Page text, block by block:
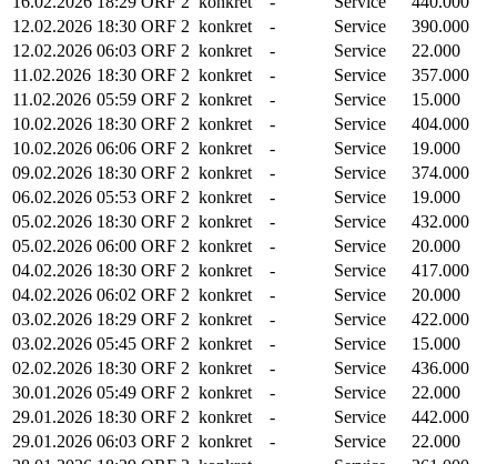
12.02.2026 18:30 ORF 2 konkret - Service
390.000
12.02.2026 06:03 ORF 2 konkret - Service
22.000
11.02.2026 18:30 ORF 2 konkret - Service
357.000
11.02.2026 05:59 ORF 2 konkret - Service
15.000
10.02.2026 18:30 ORF 2 konkret - Service
404.000
10.02.2026 06:06 ORF 2 konkret - Service
19.000
09.02.2026 18:30 ORF 2 konkret - Service
374.000
06.02.2026 05:53 ORF 2 konkret - Service
19.000
05.02.2026 18:30 ORF 2 konkret - Service
432.000
05.02.2026 06:00 ORF 2 konkret - Service
20.000
04.02.2026 18:30 ORF 2 konkret - Service
417.000
04.02.2026 06:02 ORF 2 konkret - Service
20.000
03.02.2026 18:29 ORF 2 konkret - Service
422.000
03.02.2026 05:45 ORF 2 konkret - Service
15.000
02.02.2026 18:30 ORF 2 konkret - Service
436.000
30.01.2026 05:49 ORF 2 konkret - Service
22.000
29.01.2026 18:30 ORF 2 konkret - Service
442.000
29.01.2026 06:03 ORF 2 konkret - Service
22.000